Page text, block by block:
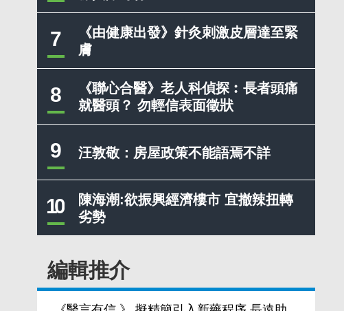
7
《由健康出發》針灸刺激皮層達至緊
膚
8
《聯心合醫》老人科偵探︰長者頭痛
就醫頭？ 勿輕信表面徵狀
9 汪敦敬：房屋政策不能語焉不詳
10
陳海潮:欲振興經濟樓市 宜撤辣扭轉
劣勢
編輯推介